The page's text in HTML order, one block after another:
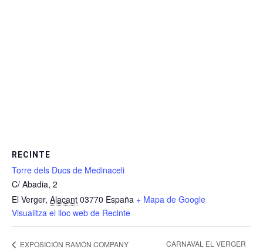
RECINTE
Torre dels Ducs de Medinaceli
C/ Abadia, 2
El Verger, Alacant 03770 España + Mapa de Google
Visualitza el lloc web de Recinte
EXPOSICIÓN RAMÓN COMPANY
CARNAVAL EL VERGER